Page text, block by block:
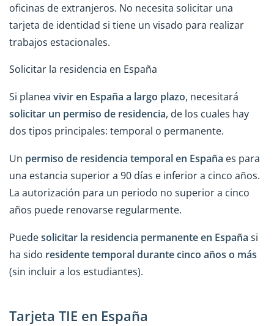
oficinas de extranjeros. No necesita solicitar una
tarjeta de identidad si tiene un visado para realizar
trabajos estacionales.
Solicitar la residencia en España
Si planea vivir en España a largo plazo, necesitará
solicitar un permiso de residencia, de los cuales hay
dos tipos principales: temporal o permanente.
Un permiso de residencia temporal en España es para
una estancia superior a 90 días e inferior a cinco años.
La autorización para un periodo no superior a cinco
años puede renovarse regularmente.
Puedesolicitar la residencia permanente en España si
ha sido residente temporal durante cinco años o más
(sin incluir a los estudiantes).
Tarjeta TIE en España